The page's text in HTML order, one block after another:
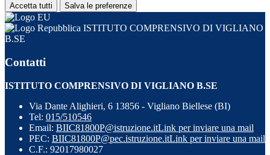
Accetta tutti Salva le preferenze
ISTITUTO COMPRENSIVO DI VIGLIANO
B.SE
Contatti
ISTITUTO COMPRENSIVO DI VIGLIANO B.SE
Via Dante Alighieri, 6 13856 - Vigliano Biellese (BI)
Tel: 015/510546
Email: BIIC81800P@istruzione.itLink per inviare una mail
PEC: BIIC81800P@pec.istruzione.itLink per inviare una mail
C.F.: 92017980027